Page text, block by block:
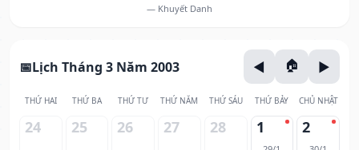
— Khuyết Danh
Lịch Tháng 3 Năm 2003
THỨ HAI THỨ BA THỨ TƯ THỨ NĂM THỨ SÁU THỨ BẢY CHỦ NHẬT
24 25 26 27 28 1 2